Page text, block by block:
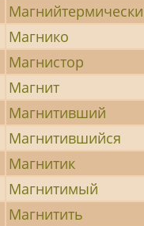
Магнико
Магнистор
Магнит
Магнитивший
Магнитившийся
Магнитик
Магнитимый
Магнитить